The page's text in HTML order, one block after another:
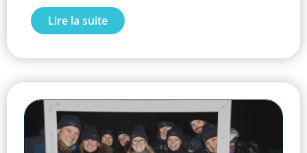
Lire la suite